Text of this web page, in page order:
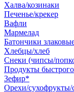
Халва/козинаки
Печенье/крекер
Вафли
Мармелад
Батончики
Хлебцы/хлеб
Снеки (чипсы/
Продукты
Зефир*
Орехи/сухофрукты/